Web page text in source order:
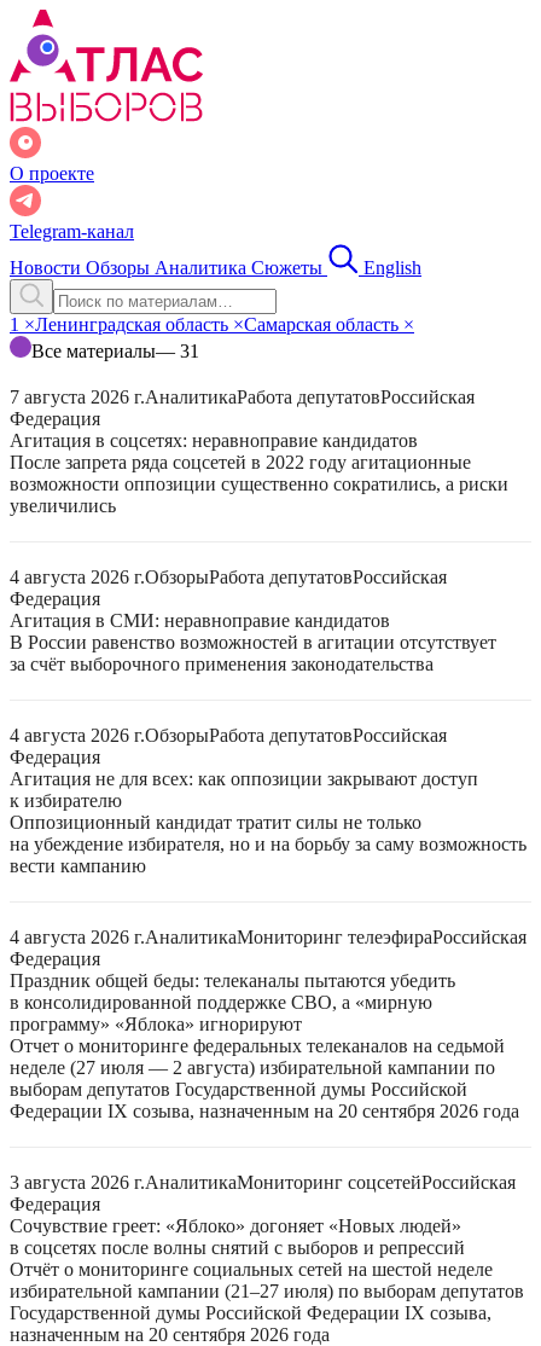
О проекте
Telegram-канал
Новости Обзоры Аналитика Сюжеты English
1 ×Ленинградская область ×Самарская область ×
Все материалы— 31
7 августа 2026 г.АналитикаРабота депутатовРоссийская
Федерация
Агитация в соцсетях: неравноправие кандидатов
После запрета ряда соцсетей в 2022 году агитационные
возможности оппозиции существенно сократились, а риски
увеличились
4 августа 2026 г.ОбзорыРабота депутатовРоссийская
Федерация
Агитация в СМИ: неравноправие кандидатов
В России равенство возможностей в агитации отсутствует
за счёт выборочного применения законодательства
4 августа 2026 г.ОбзорыРабота депутатовРоссийская
Федерация
Агитация не для всех: как оппозиции закрывают доступ
к избирателю
Оппозиционный кандидат тратит силы не только
на убеждение избирателя, но и на борьбу за саму возможность
вести кампанию
4 августа 2026 г.АналитикаМониторинг телеэфираРоссийская
Федерация
Праздник общей беды: телеканалы пытаются убедить
в консолидированной поддержке СВО, а «мирную
программу» «Яблока» игнорируют
Отчет о мониторинге федеральных телеканалов на седьмой
неделе (27 июля — 2 августа) избирательной кампании по
выборам депутатов Государственной думы Российской
Федерации IX созыва, назначенным на 20 сентября 2026 года
3 августа 2026 г.АналитикаМониторинг соцсетейРоссийская
Федерация
Сочувствие греет: «Яблоко» догоняет «Новых людей»
в соцсетях после волны снятий с выборов и репрессий
Отчёт о мониторинге социальных сетей на шестой неделе
избирательной кампании (21–27 июля) по выборам депутатов
Государственной думы Российской Федерации IX созыва,
назначенным на 20 сентября 2026 года